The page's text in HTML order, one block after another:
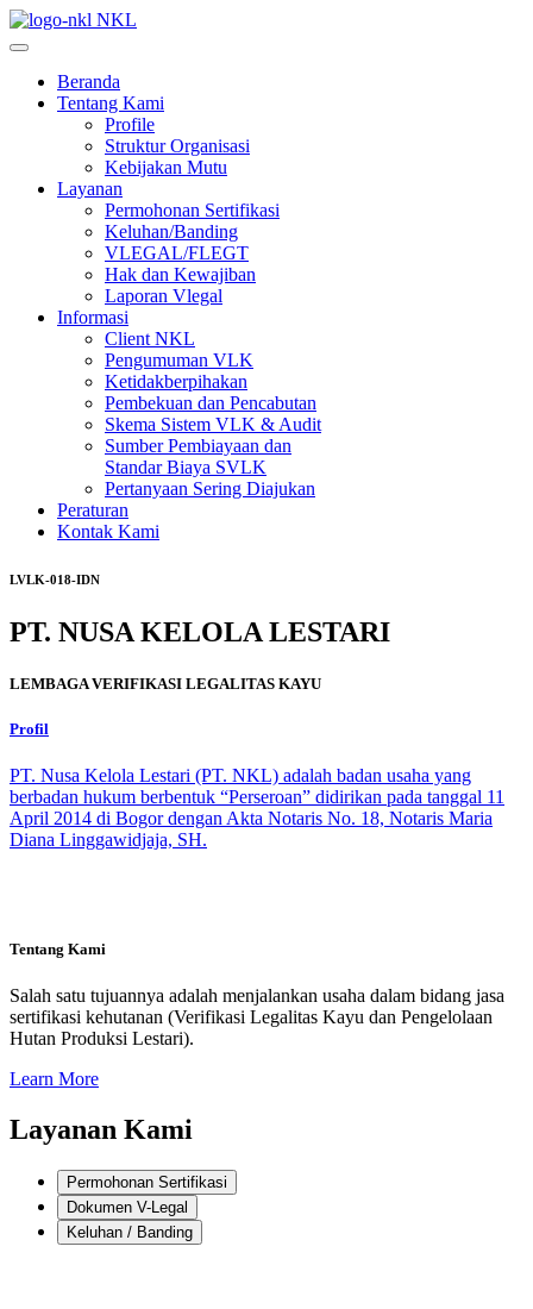
NKL
Beranda
Tentang Kami
Profile
Struktur Organisasi
Kebijakan Mutu
Layanan
Permohonan Sertifikasi
Keluhan/Banding
VLEGAL/FLEGT
Hak dan Kewajiban
Laporan Vlegal
Informasi
Client NKL
Pengumuman VLK
Ketidakberpihakan
Pembekuan dan Pencabutan
Skema Sistem VLK & Audit
Sumber Pembiayaan dan
Standar Biaya SVLK
Pertanyaan Sering Diajukan
Peraturan
Kontak Kami
LVLK-018-IDN
PT. NUSA KELOLA LESTARI
LEMBAGA VERIFIKASI LEGALITAS KAYU
Profil
PT. Nusa Kelola Lestari (PT. NKL) adalah badan usaha yang
berbadan hukum berbentuk “Perseroan” didirikan pada tanggal 11
April 2014 di Bogor dengan Akta Notaris No. 18, Notaris Maria
Diana Linggawidjaja, SH.
Tentang Kami
Salah satu tujuannya adalah menjalankan usaha dalam bidang jasa
sertifikasi kehutanan (Verifikasi Legalitas Kayu dan Pengelolaan
Hutan Produksi Lestari).
Learn More
Layanan Kami
Permohonan Sertifikasi
Dokumen V-Legal
Keluhan / Banding